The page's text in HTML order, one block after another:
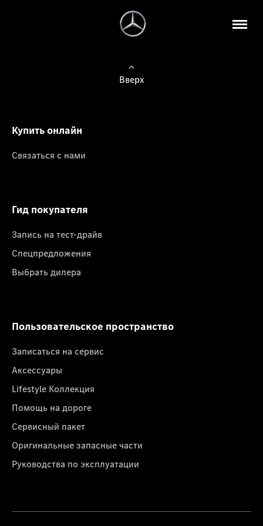
Вверх
Купить онлайн
Связаться с нами
Гид покупателя
Запись на тест-драйв
Спецпредложения
Выбрать дилера
Пользовательское пространство
Записаться на сервис
Аксессуары
Lifestyle Коллекция
Помощь на дороге
Сервисный пакет
Оригинальные запасные части
Руководства по эксплуатации